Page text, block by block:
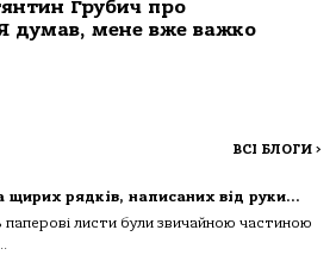
Грубич про
думав, мене вже важко
ВСІ БЛОГИ >
щирих рядків, написаних від руки…
паперові листи були звичайною частиною